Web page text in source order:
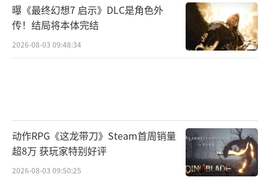
曝《最终幻想7 启示》DLC是角色外
传！结局将本体完结
2026-08-03 09:48:34
动作RPG《这龙带刀》Steam首周销量
超8万 获玩家特别好评
2026-08-03 09:50:25